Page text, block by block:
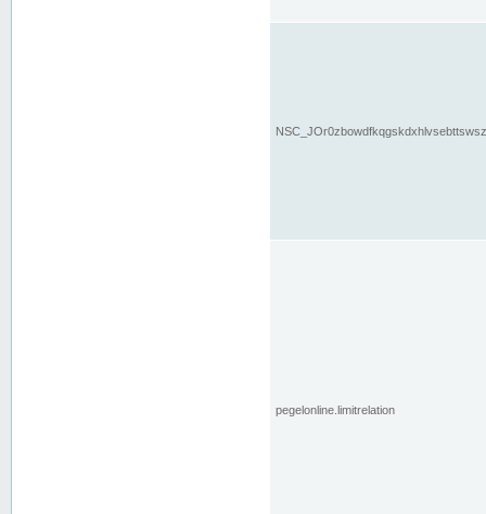
pegelonline.limitrelation